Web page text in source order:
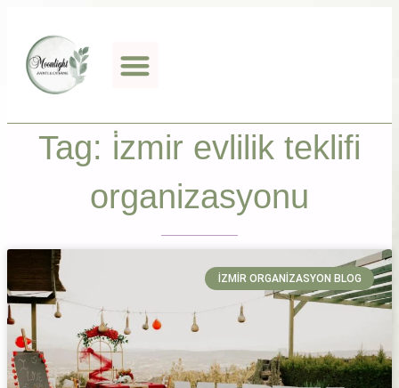
Tag: i̇zmir evlilik teklifi
organizasyonu
İZMIR ORGANIZASYON BLOG